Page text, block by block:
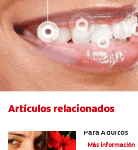
Artículos relacionados
Para Adultos
Más información